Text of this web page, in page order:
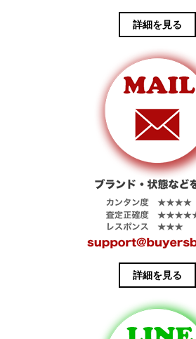
詳細を見る
詳細を見る